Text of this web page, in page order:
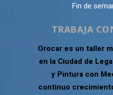
Fin de
TRABAJA
Orocar es un taller
en la Ciudad de
y Pintura con
continuo